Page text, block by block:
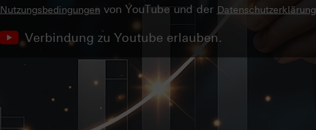
Nutzungsbedingungenvon YouTube und der Datenschutzerklärung
Verbindung zu Youtube erlauben.